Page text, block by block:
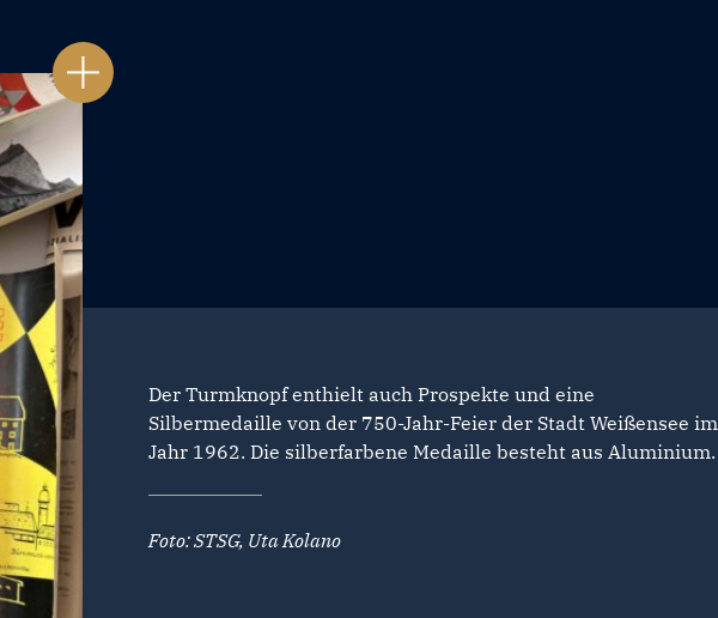
Der Turmknopf enthielt auch Prospekte und eine
Silbermedaille von der 750-Jahr-Feier der Stadt Weißensee im
Jahr 1962. Die silberfarbene Medaille besteht aus Aluminium.
Foto: STSG, Uta Kolano